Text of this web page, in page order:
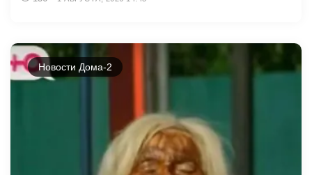
Новости Дома-2